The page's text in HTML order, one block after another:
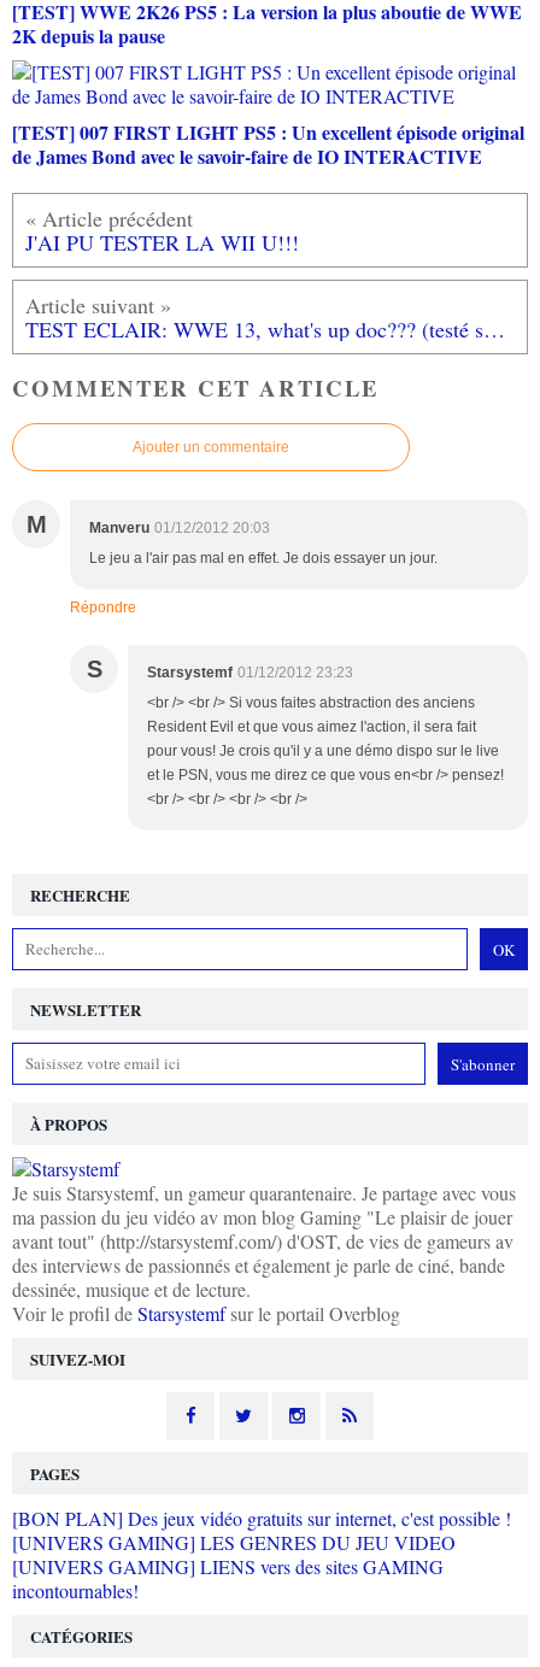
[TEST] WWE 2K26 PS5 : La version la plus aboutie de WWE
2K depuis la pause
[TEST] 007 FIRST LIGHT PS5 : Un excellent épisode original
de James Bond avec le savoir-faire de IO INTERACTIVE
J'AI PU TESTER LA WII U!!!
TEST ECLAIR: WWE 13, what's up doc??? (testé sur XBOX 360)
COMMENTER CET ARTICLE
Ajouter un commentaire
M Manveru 01/12/2012 20:03
Le jeu a l'air pas mal en effet. Je dois essayer un jour.
Répondre
S Starsystemf 01/12/2012 23:23
<br /> <br /> Si vous faites abstraction des anciens
Resident Evil et que vous aimez l'action, il sera fait
pour vous! Je crois qu'il y a une démo dispo sur le live
et le PSN, vous me direz ce que vous en<br /> pensez!
<br /> <br /> <br /> <br />
NEWSLETTER
SUIVEZ-MOI
RECHERCHE
À PROPOS
Je suis Starsystemf, un gameur quarantenaire. Je partage avec vous
ma passion du jeu vidéo av mon blog Gaming "Le plaisir de jouer
avant tout" (http://starsystemf.com/) d'OST, de vies de gameurs av
des interviews de passionnés et également je parle de ciné, bande
dessinée, musique et de lecture.
Voir le profil deStarsystemfsur le portail Overblog
PAGES
[BON PLAN] Des jeux vidéo gratuits sur internet, c'est possible !
[UNIVERS GAMING] LES GENRES DU JEU VIDEO
[UNIVERS GAMING] LIENS vers des sites GAMING
incontournables!
CATÉGORIES